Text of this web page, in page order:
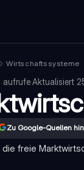
Wirtschaftssysteme
aufrufe·Aktualisiert
Zu Google-Quellen
freie